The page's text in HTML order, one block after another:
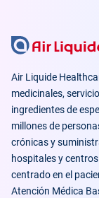
Air Liquide
medicinales,
ingredientes de
millones de
crónicas y
hospitales y
centrado en el
Atención Médica